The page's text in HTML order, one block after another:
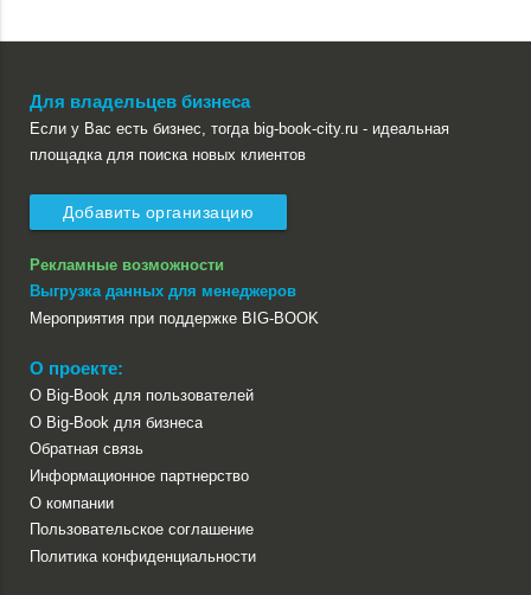
Для владельцев бизнеса
Если у Вас есть бизнес, тогда big-book-city.ru - идеальная
площадка для поиска новых клиентов
Добавить организацию
Рекламные возможности
Выгрузка данных для менеджеров
Мероприятия при поддержке BIG-BOOK
О проекте:
О Big-Book для пользователей
О Big-Book для бизнеса
Обратная связь
Информационное партнерство
О компании
Пользовательское соглашение
Политика конфиденциальности